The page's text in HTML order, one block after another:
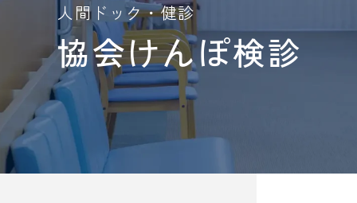
当院について
GUIDE
外来・入院案内
VISIT
地域医療連携
COOPERATION
人間ドック・
MEDICAL CHECKUP
採用情報
RECRUIT
人間ドック・健診
協会けんぽ検診